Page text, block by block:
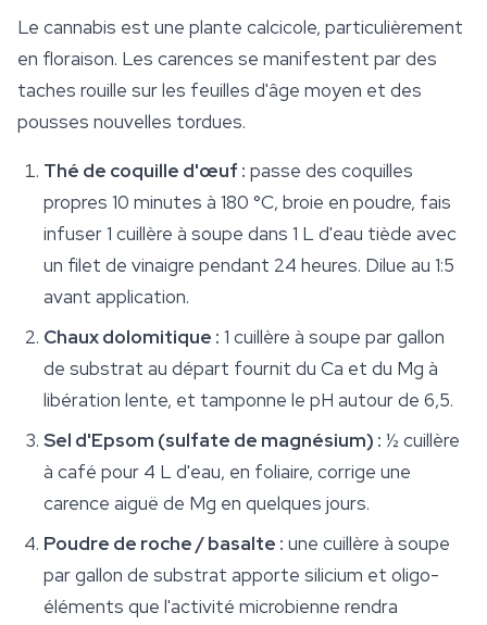
Le cannabis est une plante calcicole, particulièrement
en floraison. Les carences se manifestent par des
taches rouille sur les feuilles d'âge moyen et des
pousses nouvelles tordues.
Thé de coquille d'œuf : passe des coquilles
propres 10 minutes à 180 °C, broie en poudre, fais
infuser 1 cuillère à soupe dans 1 L d'eau tiède avec
un filet de vinaigre pendant 24 heures. Dilue au 1:5
avant application.
Chaux dolomitique : 1 cuillère à soupe par gallon
de substrat au départ fournit du Ca et du Mg à
libération lente, et tamponne le pH autour de 6,5.
Sel d'Epsom (sulfate de magnésium) : ½ cuillère
à café pour 4 L d'eau, en foliaire, corrige une
carence aiguë de Mg en quelques jours.
Poudre de roche / basalte : une cuillère à soupe
par gallon de substrat apporte silicium et oligo-
éléments que l'activité microbienne rendra